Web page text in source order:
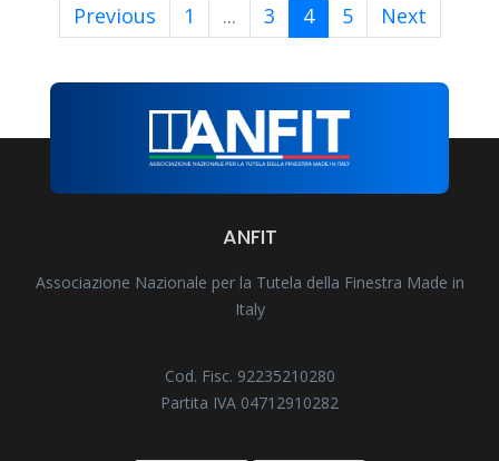
Previous 1 ... 3 4 5 Next
ANFIT
Associazione Nazionale per la Tutela della Finestra Made in
Italy
Cod. Fisc. 92235210280
Partita IVA 04712910282